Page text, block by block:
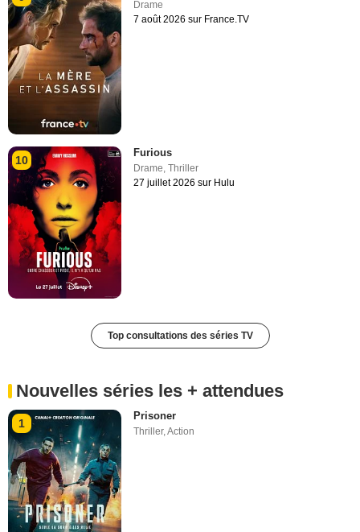
Drame
7 août 2026 sur France.TV
10
Furious
Drame,Thriller
27 juillet 2026 sur Hulu
Top consultations des séries TV
Nouvelles séries les + attendues
1
Prisoner
Thriller,Action